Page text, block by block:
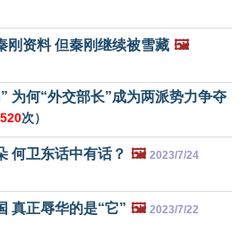
刚资料 但秦刚继续被雪藏 🖼️
为何“外交部长”成为两派势力争夺
次）
何卫东话中有话？ 🖼️ 2023/7/24
真正辱华的是“它” 🖼️ 2023/7/22